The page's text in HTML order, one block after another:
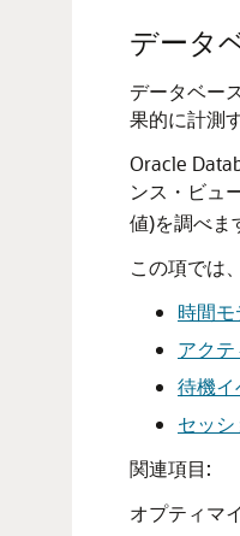
データ
データベー
果的に計測
Oracle
ンス・ビュ
値)を調べま
この項では
時間
アク
待機
セッ
関連項目:
オプティマ